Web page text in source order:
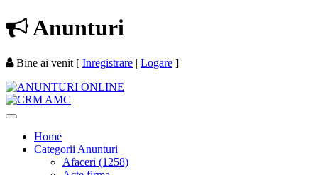
Anunturi
Bine ai venit [ Inregistrare | Logare ]
Home
Categorii Anunturi
Afaceri (1258)